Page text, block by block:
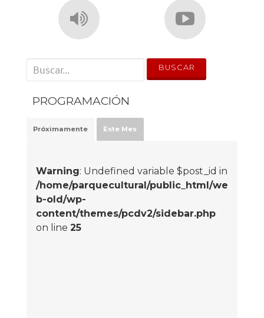
' . __('Search for:') . '
PROGRAMACIÓN
Próximamente Este Mes
Warning: Undefined variable $post_id in
/home/parquecultural/public_html/we
b-old/wp-
content/themes/pcdv2/sidebar.php
on line 25